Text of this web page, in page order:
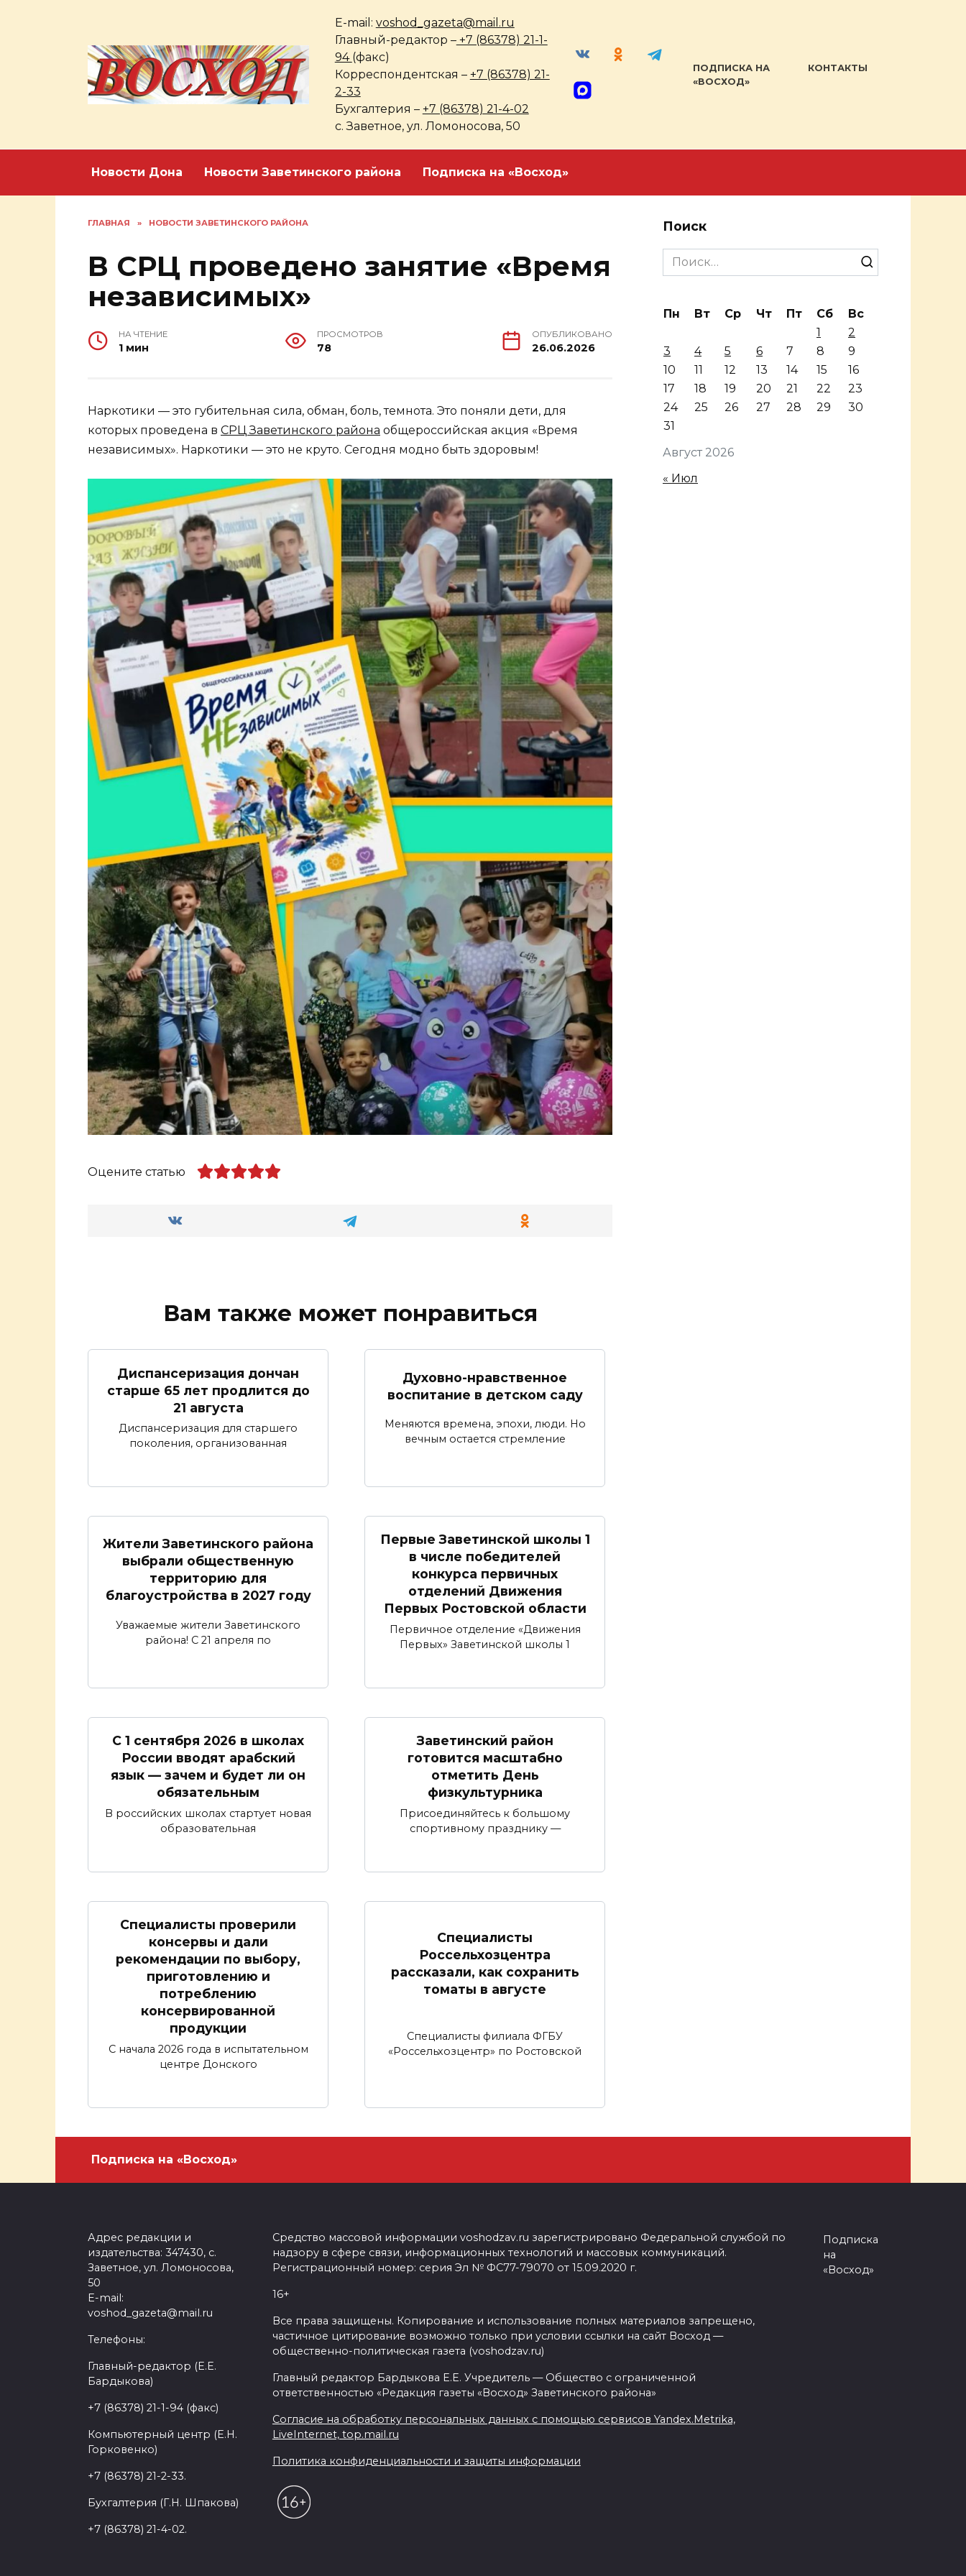
E-mail: voshod_gazeta@mail.ru
Главный-редактор –+7 (86378) 21-1-
94 (факс)
Корреспондентская – +7 (86378) 21-
2-33
Бухгалтерия – +7 (86378) 21-4-02
с. Заветное, ул. Ломоносова, 50
ПОДПИСКА НА
«ВОСХОД»
КОНТАКТЫ
Новости Дона Новости Заветинского района Подписка на «Восход»
ГЛАВНАЯ » НОВОСТИ ЗАВЕТИНСКОГО РАЙОНА
В СРЦ проведено занятие «Время
независимых»
НА ЧТЕНИЕ
1 мин
ПРОСМОТРОВ
78
ОПУБЛИКОВАНО
26.06.2026
Наркотики — это губительная сила, обман, боль, темнота. Это поняли дети, для
которых проведена в СРЦ Заветинского района общероссийская акция «Время
независимых». Наркотики — это не круто. Сегодня модно быть здоровым!
Оцените статью
Вам также может понравиться
Диспансеризация дончан
старше 65 лет продлится до
21 августа
Диспансеризация для старшего
поколения, организованная
Духовно-нравственное
воспитание в детском саду
Меняются времена, эпохи, люди. Но
вечным остается стремление
Жители Заветинского района
выбрали общественную
территорию для
благоустройства в 2027 году
Уважаемые жители Заветинского
района! С 21 апреля по
Первые Заветинской школы 1
в числе победителей
конкурса первичных
отделений Движения
Первых Ростовской области
Первичное отделение «Движения
Первых» Заветинской школы 1
С 1 сентября 2026 в школах
России вводят арабский
язык — зачем и будет ли он
обязательным
В российских школах стартует новая
образовательная
Заветинский район
готовится масштабно
отметить День
физкультурника
Присоединяйтесь к большому
спортивному празднику —
Специалисты проверили
консервы и дали
рекомендации по выбору,
приготовлению и
потреблению
консервированной
продукции
С начала 2026 года в испытательном
центре Донского
Специалисты
Россельхозцентра
рассказали, как сохранить
томаты в августе
Специалисты филиала ФГБУ
«Россельхозцентр» по Ростовской
Поиск
Search
for:
Август 2026
Пн Вт Ср Чт Пт Сб
Вс
1
2
3
4 5 6 7 8
9
10
11 12 13 14 15
16
17
18 19 20 21 22
23
24
25 26 27 28 29
30
31
« Июл
Подписка на «Восход»
Адрес редакции и
издательства: 347430, с.
Заветное, ул. Ломоносова,
50
E-mail:
voshod_gazeta@mail.ru
Телефоны:
Главный-редактор (Е.Е.
Бардыкова)
+7 (86378) 21-1-94 (факс)
Компьютерный центр (Е.Н.
Горковенко)
+7 (86378) 21-2-33.
Бухгалтерия (Г.Н. Шпакова)
+7 (86378) 21-4-02.
Средство массовой информации voshodzav.ru зарегистрировано Федеральной службой по
надзору в сфере связи, информационных технологий и массовых коммуникаций.
Регистрационный номер: серия Эл № ФС77-79070 от 15.09.2020 г.
16+
Все права защищены. Копирование и использование полных материалов запрещено,
частичное цитирование возможно только при условии ссылки на сайт Восход —
общественно-политическая газета (voshodzav.ru)
Главный редактор Бардыкова Е.Е. Учредитель — Общество с ограниченной
ответственностью «Редакция газеты «Восход» Заветинского района»
Согласие на обработку персональных данных с помощью сервисов Yandex.Metrika,
LiveInternet, top.mail.ru
Политика конфиденциальности и защиты информации
Подписка
на
«Восход»